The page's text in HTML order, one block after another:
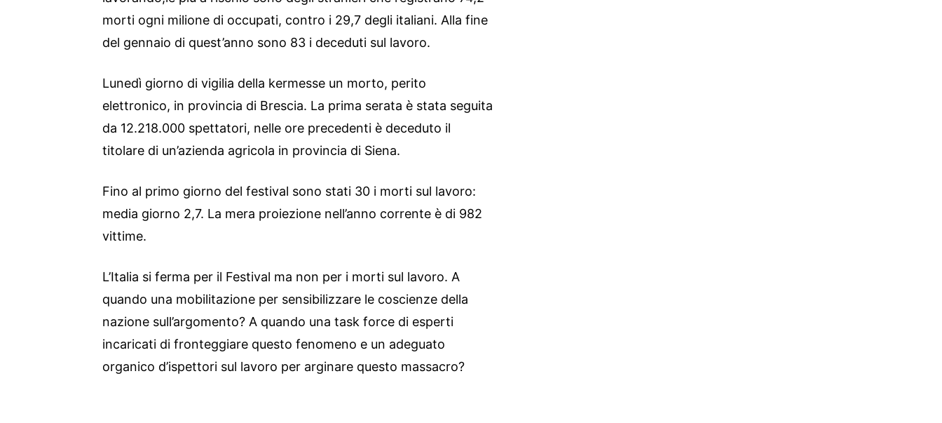
morti ogni milione di occupati, contro i 29,7 degli italiani. Alla fine
del gennaio di quest’anno sono 83 i deceduti sul lavoro.
Lunedì giorno di vigilia della kermesse un morto, perito
elettronico, in provincia di Brescia. La prima serata è stata seguita
da 12.218.000 spettatori, nelle ore precedenti è deceduto il
titolare di un’azienda agricola in provincia di Siena.
Fino al primo giorno del festival sono stati 30 i morti sul lavoro:
media giorno 2,7. La mera proiezione nell’anno corrente è di 982
vittime.
L’Italia si ferma per il Festival ma non per i morti sul lavoro. A
quando una mobilitazione per sensibilizzare le coscienze della
nazione sull’argomento? A quando una task force di esperti
incaricati di fronteggiare questo fenomeno e un adeguato
organico d’ispettori sul lavoro per arginare questo massacro?